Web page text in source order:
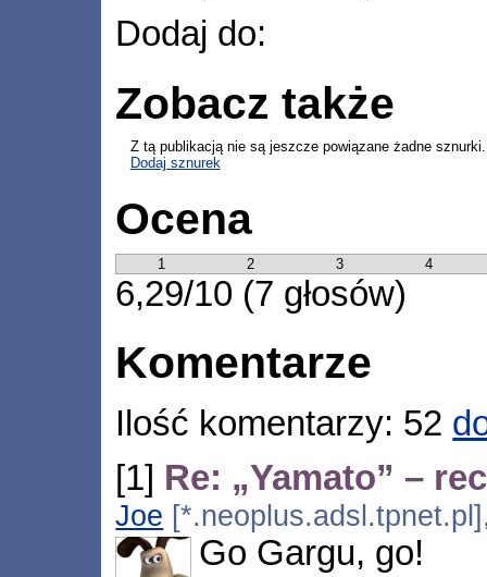
Dodaj do:
Zobacz także
Z tą publikacją nie są jeszcze powiązane żadne sznurki.
Dodaj sznurek
Ocena
1 2 3 4
6,29/10 (7 głosów)
Komentarze
Ilość komentarzy: 52
[1] Re: „Yamato” –
Joe
Go Gargu, go!